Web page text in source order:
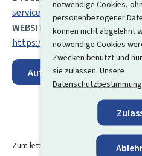
notwendige Cookies,
personenbezogener
können nicht abgelehnt
notwendige Cookies
Zwecken benutzt und
sie zulassen. Unsere
service.navigation@sn.etat.lu
WEBSITE:
https://www.service-
Auf der Karte anzeigen
Zum letzten Mal aktualisiert am